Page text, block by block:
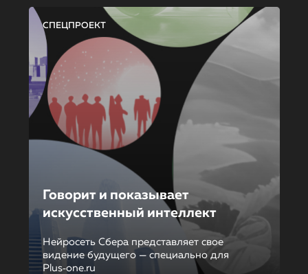
СПЕЦПРОЕКТ
Говорит и показывает
искусственный интеллект
Нейросеть Сбера представляет свое
видение будущего — специально для
Plus‑one.ru